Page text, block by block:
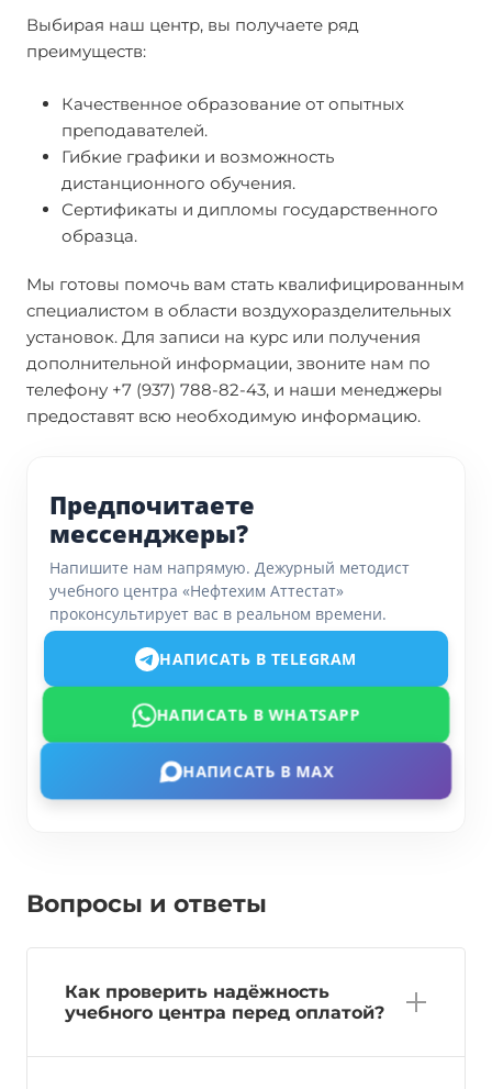
Выбирая наш центр, вы получаете ряд
преимуществ:
Качественное образование от опытных
преподавателей.
Гибкие графики и возможность
дистанционного обучения.
Сертификаты и дипломы государственного
образца.
Мы готовы помочь вам стать квалифицированным
специалистом в области воздухоразделительных
установок. Для записи на курс или получения
дополнительной информации, звоните нам по
телефону +7 (937) 788-82-43, и наши менеджеры
предоставят всю необходимую информацию.
Предпочитаете
мессенджеры?
Напишите нам напрямую. Дежурный методист
учебного центра «Нефтехим Аттестат»
проконсультирует вас в реальном времени.
НАПИСАТЬ В TELEGRAM
НАПИСАТЬ В WHATSAPP
НАПИСАТЬ В MAX
Вопросы и ответы
Как проверить надёжность
учебного центра перед оплатой?